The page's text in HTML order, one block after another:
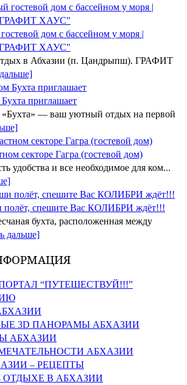
дом с бассейном у моря |
ХАУС"
в Абхазии (п. Цандрыпш). ГРАФИТ
приглашает
«Бухта» — ваш уютный отдых на первой
секторе Гагра (гостевой дом)
удобства и все необходимое для ком...
полёт, спешите Вас КОЛИБРИ ждёт!!!
бухта, расположенная между
дальше]
“ПУТЕШЕСТВУЙ!!!”
3D ПАНОРАМЫ АБХАЗИИ
АБХАЗИИ
АБХАЗИИ
– РЕЦЕПТЫ
ОТДЫХЕ В АБХАЗИИ